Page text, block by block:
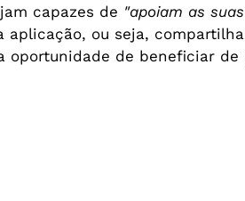
capazes de "apoiam as
aplicação, ou seja,
oportunidade de beneficiar